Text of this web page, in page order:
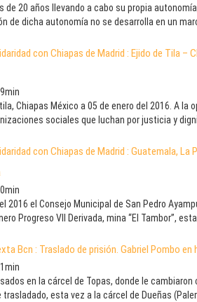
de 20 años llevando a cabo su propia
de dicha autonomía no se desarrolla en un
con Chiapas de Madrid : Ejido de Tila –
tila, Chiapas México a 05 de enero del 2016. A
sociales que luchan por justicia y
con Chiapas de Madrid : Guatemala, La
2016 el Consejo Municipal de San Pedro
Progreso VII Derivada, mina “El Tambor”,
Bcn : Traslado de prisión. Gabriel Pombo en
en la cárcel de Topas, donde le
esta vez a la cárcel de Dueñas